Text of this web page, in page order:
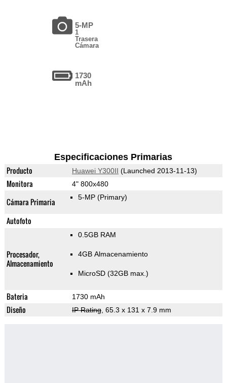
5-MP
1
Trasera
Cámara
1730
mAh
Especificaciones Primarias
Producto Huawei Y300II (Launched 2013-11-13)
Monitora 4" 800x480
Cámara Primaria 5-MP (Primary)
Autofoto
Procesador,
Almacenamiento
0.5GB RAM
4GB Almacenamiento
MicroSD (32GB max.)
Bateria 1730 mAh
Diseño IP Rating, 65.3 x 131 x 7.9 mm